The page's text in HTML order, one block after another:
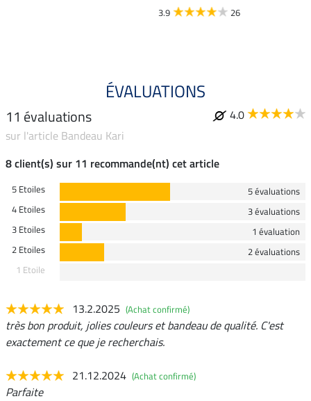
3.9 26
ÉVALUATIONS
11 évaluations
4.0
sur l'article Bandeau Kari
8 client(s) sur 11 recommande(nt) cet article
5 Etoiles
5 évaluations
4 Etoiles
3 évaluations
3 Etoiles
1 évaluation
2 Etoiles
2 évaluations
1 Etoile
13.2.2025 (Achat confirmé)
très bon produit, jolies couleurs et bandeau de qualité. C'est
exactement ce que je recherchais.
21.12.2024 (Achat confirmé)
Parfaite